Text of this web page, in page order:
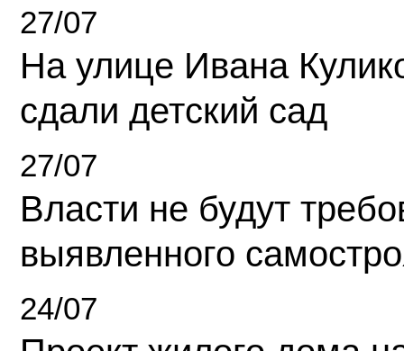
27/07
На улице Ивана
сдали детский сад
27/07
Власти не будут
выявленного
24/07